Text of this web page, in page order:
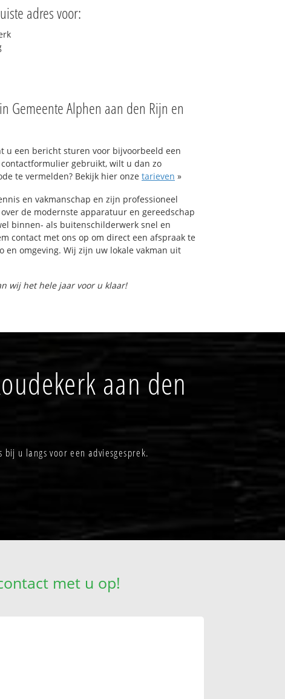
adres voor:
Gemeente Alphen aan den Rijn en
u een bericht sturen voor bijvoorbeeld een
gebruikt, wilt u dan zo
te vermelden? Bekijk hier onze tarieven »
en vakmanschap en zijn professioneel
de modernste apparatuur en gereedschap
binnen- als buitenschilderwerk snel en
contact met ons op om direct een afspraak te
en omgeving. Wij zijn uw lokale vakman uit
wij het hele jaar voor u klaar!
aan den
u langs voor een adviesgesprek.
met u op!